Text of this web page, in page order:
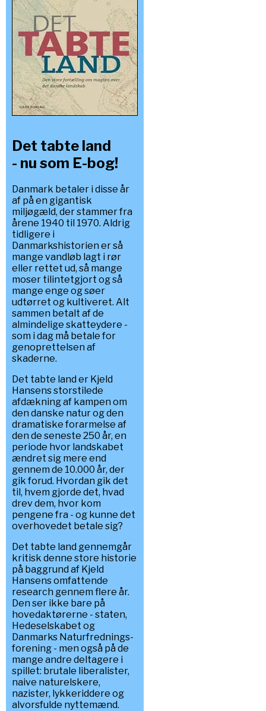
Det tabte land
- nu som E-bog!
Danmark betaler i disse år
af på en gigantisk
miljøgæld, der stammer fra
årene 1940 til 1970. Aldrig
tidligere i
Danmarkshistorien er så
mange vandløb lagt i rør
eller rettet ud, så mange
moser tilintetgjort og så
mange enge og søer
udtørret og kultiveret. Alt
sammen betalt af de
almindelige skatteydere -
som i dag må betale for
genoprettelsen af
skaderne.
Det tabte land er Kjeld
Hansens storstilede
afdækning af kampen om
den danske natur og den
dramatiske forarmelse af
den de seneste 250 år, en
periode hvor landskabet
ændret sig mere end
gennem de 10.000 år, der
gik forud. Hvordan gik det
til, hvem gjorde det, hvad
drev dem, hvor kom
pengene fra - og kunne det
overhovedet betale sig?
Det tabte land gennemgår
kritisk denne store historie
på baggrund af Kjeld
Hansens omfattende
research gennem flere år.
Den ser ikke bare på
hovedaktørerne - staten,
Hedeselskabet og
Danmarks Naturfrednings-
forening - men også på de
mange andre deltagere i
spillet: brutale liberalister,
naive naturelskere,
nazister, lykkeriddere og
alvorsfulde nyttemænd.